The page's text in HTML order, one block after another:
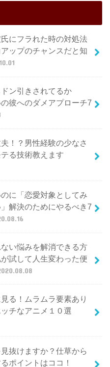
氏にフラれた時の対処法
アップのチャンスだと知
ン引きされてるか
彼へのダメアプローチ7
！？男性経験の少なさ
る技術教えます
に「恋愛対象としてみ
解決のためにやるべき7
い悩みを解消できる方
試して人生変わった便
る！ムラムラ要素あり
チなアニメ１０選
抜けますか？仕草から
ポイントはココ！